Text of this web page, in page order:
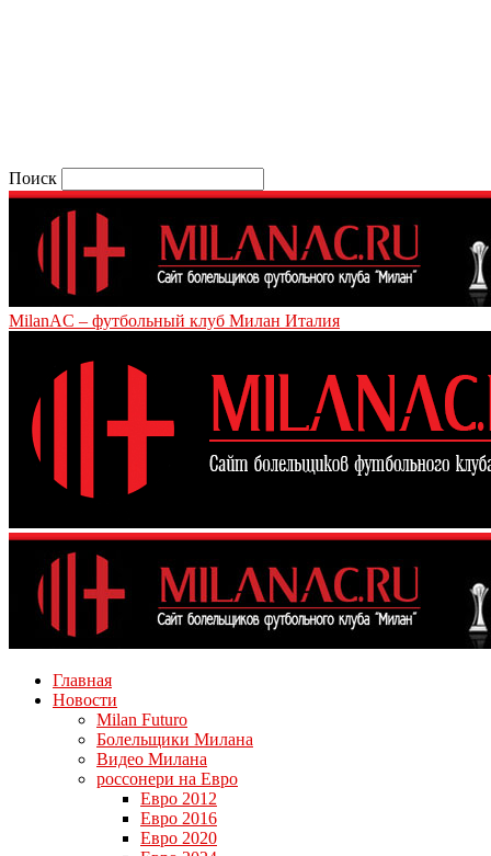
Поиск
MilanAC – футбольный клуб Милан Италия
Главная
Новости
Milan Futuro
Болельщики Милана
Видео Милана
россонери на Евро
Евро 2012
Евро 2016
Евро 2020